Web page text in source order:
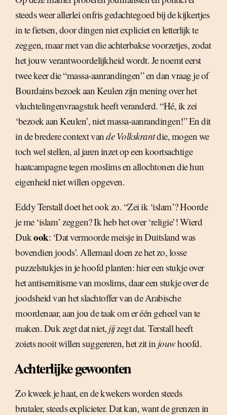
steeds weer allerlei onfris gedachtegoed bij de kijkertjes
in te fietsen, door dingen niet expliciet en letterlijk te
zeggen, maar met van die achterbakse voorzetjes, zodat
het jouw verantwoordelijkheid wordt. Je noemt eerst
twee keer die “massa-aanrandingen” en dan vraag je of
Bourdains bezoek aan Keulen zijn mening over het
vluchtelingenvraagstuk heeft veranderd. “Hé, ik zei
‘bezoek aan Keulen’, niet massa-aanrandingen!” En dit
in de bredere context vande Volkskrantdie, mogen we
toch wel stellen, al jaren inzet op een koortsachtige
haatcampagne tegen moslims en allochtonen die hun
eigenheid niet willen opgeven.
Eddy Terstall doet het ook zo. “Zei ik ‘islam’? Hoorde
je me ‘islam’ zeggen? Ik heb het over ‘religie’! Wierd
Dukook: ‘Dat vermoorde meisje in Duitsland was
bovendien joods’. Allemaal doen ze het zo, losse
puzzelstukjes in je hoofd planten: hier een stukje over
het antisemitisme van moslims, daar een stukje over de
joodsheid van het slachtoffer van de Arabische
moordenaar, aan jou de taak om er één geheel van te
maken. Duk zegt dat niet, jijzegt dat. Terstall heeft
zoiets nooit willen suggereren, het zit in jouwhoofd.
Achterlijke gewoonten
Zo kweek je haat, en de kwekers worden steeds
brutaler, steeds explicieter. Dat kan, want de grenzen in